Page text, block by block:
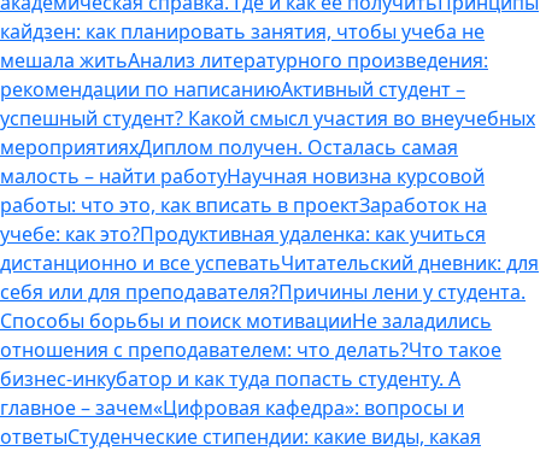
кайдзен: как планировать занятия, чтобы учеба не
мешала житьАнализ литературного произведения:
рекомендации по написаниюАктивный студент –
успешный студент? Какой смысл участия во внеучебных
мероприятияхДиплом получен. Осталась самая
малость – найти работуНаучная новизна курсовой
работы: что это, как вписать в проектЗаработок на
учебе: как это?Продуктивная удаленка: как учиться
дистанционно и все успеватьЧитательский дневник: для
себя или для преподавателя?Причины лени у студента.
Способы борьбы и поиск мотивацииНе заладились
отношения с преподавателем: что делать?Что такое
бизнес-инкубатор и как туда попасть студенту. А
главное – зачем«Цифровая кафедра»: вопросы и
ответыСтуденческие стипендии: какие виды, какая